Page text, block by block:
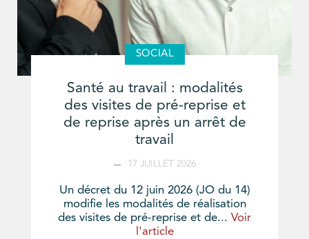
SOCIAL
Santé au travail : modalités
des visites de pré-reprise et
de reprise après un arrêt de
travail
17 JUILLET 2026
Un décret du 12 juin 2026 (JO du 14)
modifie les modalités de réalisation
des visites de pré-reprise et de... Voir
l'article